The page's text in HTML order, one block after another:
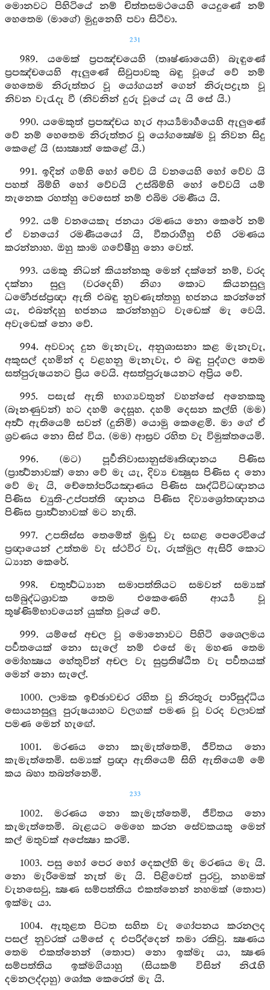
මොනවට පිහිටියේ නම් චිත්තසමථයෙහි යෙදුණේ නම්
හෙතෙම (මාගේ) මුදුනෙහි පවා සිටීවා.
231
989. යමෙක් ප්‍රපඤ්චයෙහි (තෘෂ්ණායෙහි) බැඳුණේ
ප්‍රපඤ්චයෙහි ඇලුණේ සිවුපාවකු බඳු වූයේ වේ නම්
හෙතෙම නිරුත්තර වූ යෝගයන් ගෙන් නිරුපද්‍රැත වූ
නිවන වැරැදැ වී (නිවනින් දුරු වූයේ යැ යි සේ යි.)
990. යමෙකුත් ප්‍රපඤ්චය හැර ආර්‍ය්‍යමාර්‍ගයෙහි ඇලුණේ
වේ නම් හෙතෙම නිරුත්තර වූ යෝගක්‍ෂේම වූ නිවන සිදු
කෙළේ යි (සාක්‍ෂාත් කෙළේ යි.)
991. ඉදින් ගම්හි හෝ වේව යි වනයෙහි හෝ වේව යි
පහත් බිම්හි හෝ වේවයි උස්බිම්හි හෝ වේවයි යම්
තැනෙක රහත්හු වෙසෙත් නම් එබිම රමණීය යි.
992. යම් වනයෙකැ ජනයා රමණය නො කෙරේ නම්
ඒ වනයෝ රමණීයයෝ යි, වීතරාගීහු එහි රමණය
කරන්නාහ. ඔහු කාම ගවේෂීහු නො වෙත්.
993. යමකු නිධන් කියන්නකු මෙන් දක්නේ නම්, වරද
දක්නා සුලු (වරදෙහි) නිගා කොට කියනසුලු
ධර්‍මොජස්ප්‍රඥා ඇති එබඳු නුවණැත්තහු භජනය කරන්නේ
යැ, එබන්දහු භජනය කරන්නහුට වැඩෙක් මැ වෙයි.
අවැඩෙක් නො වේ.
994. අවවාද දුන මැනැවැ, අනුශාසනා කළ මැනැවැ,
අකුසල් දහමින් ද වළහනු මැනැවැ, එ බඳු පුද්ගල තෙම
සත්පුරුෂයනට ප්‍රිය වෙයි. අසත්පුරුෂයනට අප්‍රිය වේ.
995. පසැස් ඇති භාග්‍යවතුන් වහන්සේ අනෙකකු
(බෑනණුවන්) හට දහම් දෙසූහ. දහම් දෙසන කල්හි (මම)
අර්‍ත්‍ථ ඇතියෙම් සවන් (දුනිමි) යොමු කෙළෙමි. මා ගේ ඒ
ශ්‍රවණය නො සිස් විය. (මම) ආස්‍රව රහිත වැ විමුක්තයෙමි.
996. (මට) පූර්‍වනිවාසානුස්මෘතිඥානය පිණිස
(ප්‍රාර්‍ත්‍ථනාවක්) නො වේ මැ යැ, දිව්‍ය චක්‍ෂුස පිණිස ද නො
වේ මැ යි, චේතෝපරියඤාණය පිණිස ඍද්ධිවිධඥානය
පිණිස ච්‍යුති-උප්පත්ති ඥානය පිණිස දිව්‍යශ්‍රෝතඥානය
පිණිස ප්‍රාර්‍ත්‍ථනාවක් මට නැති.
997. උපතිස්ස තෙමේත් මුඬු වැ සඟළ පෙරෙවියේ
ප්‍රඥායෙන් උත්තම වැ ස්ථවිර වැ, රුක්මුල ඇසිරි කොට
ධ්‍යාන කෙරේ.
998. චතුර්‍ත්‍ථධ්‍යාන සමාපත්තියට සමවන් සම්‍යක්
සම්බුද්ධශ්‍රාවක තෙම එකෙණෙහි ආර්‍ය්‍ය වූ
තූෂ්ණිම්භාවයෙන් යුක්ත වූයේ වේ.
999. යම්සේ අචල වූ මොනොවට පිහිටි ශෛලමය
පර්‍වතයෙක් නො සැලේ නම් එසේ මැ මහණ තෙම
මෝහක්‍ෂය හේතුවින් අචල වැ සුප්‍රතිෂ්ඨිත වැ පර්‍වතයක්
මෙන් නො සැලේ.
1000. ලාමක ඉච්ඡාවචර රහිත වූ නිරතුරු පාරිසුද්ධිය
සොයනසුලු පුරුෂයාහට වලගක් පමණ වූ වරද වලාවක්
පමණ මෙන් හැඟේ.
1001. මරණය නො කැමැත්තෙමි, ජීවිතය නො
කැමැත්තෙමි. සම්‍යක් ප්‍රඥා ඇතියෙම් සිහි ඇතියෙම් මේ
කය බහා තබන්නෙමි.
233
1002. මරණය නො කැමැත්තෙමි, ජීවිතය නො
කැමැත්තෙමි. බැළයට මෙහෙ කරන සේවකයකු මෙන්
කල් මතුවක් අපේක්‍ෂා කරමි.
1003. පසු හෝ පෙර හෝ දෙකල්හි මැ මරණය මැ යි.
නො මැරිමෙක් නැත් මැ යි. පිළිවෙත් පුරවු, නහමක්
වැනසෙවු, ක්‍ෂණ සම්පත්තිය එකත්නෙන් නහමක් (තොප)
ඉක්මැ යා.
1004. ඇතුළත පිටත සහිත වැ ගෝපනය කරනලද
පසල් නුවරක් යම්සේ ද එපරිද්දෙන් තමා රකිවු. ක්‍ෂණය
තෙම එකත්නෙන් (තොප) නො ඉක්මැ යා, ක්‍ෂණ
සම්පත්තිය ඉක්මගියාහු (සියකම් විසින් නිරෑහි
දමනලද්දාහු) ශෝක කෙරෙත් මැ යි.